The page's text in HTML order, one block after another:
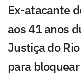
Ex-atacante
aos 41 anos
Justiça do
para